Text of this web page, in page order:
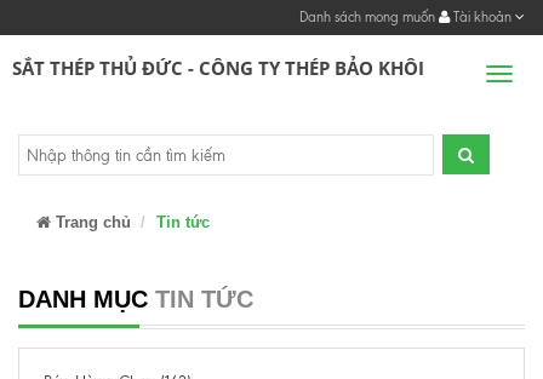
Danh sách mong muốn Tài khoản
SẮT THÉP THỦ ĐỨC - CÔNG TY THÉP BẢO KHÔI
Trang chủ Tin tức
DANH MỤC TIN TỨC